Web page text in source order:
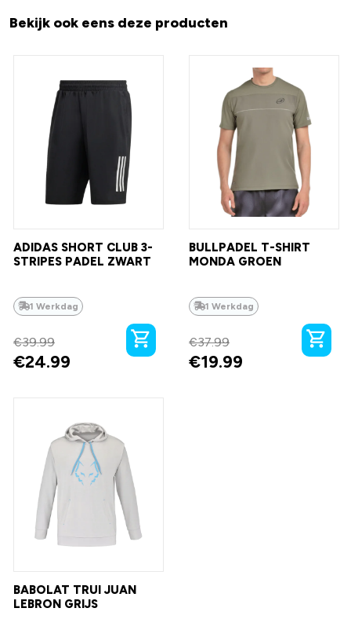
Bekijk ook eens deze producten
ADIDAS SHORT CLUB 3-
STRIPES PADEL ZWART
1 Werkdag
€39.99
€24.99
BULLPADEL T-SHIRT
MONDA GROEN
1 Werkdag
€37.99
€19.99
BABOLAT TRUI JUAN
LEBRON GRIJS